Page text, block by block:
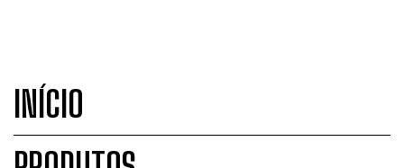
INÍCIO